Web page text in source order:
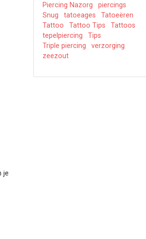
je
Piercing Nazorg
piercings
Snug
tatoeages
Tatoeëren
Tattoo
Tattoo Tips
Tattoos
tepelpiercing
Tips
Triple piercing
verzorging
zeezout